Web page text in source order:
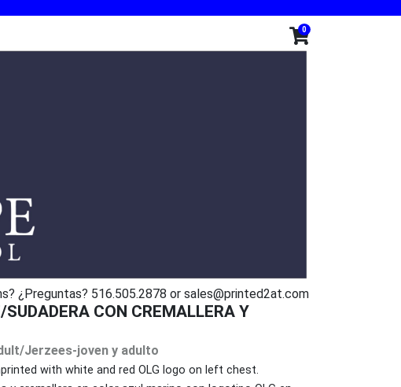
0
¿Preguntas? 516.505.2878 or sales@printed2at.com
SUDADERA CON CREMALLERA Y
Jerzees-joven y adulto
with white and red OLG logo on left chest.